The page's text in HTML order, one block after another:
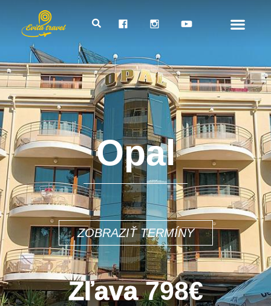
Opal
ZOBRAZIŤ TERMÍNY
Zľava798€
678€